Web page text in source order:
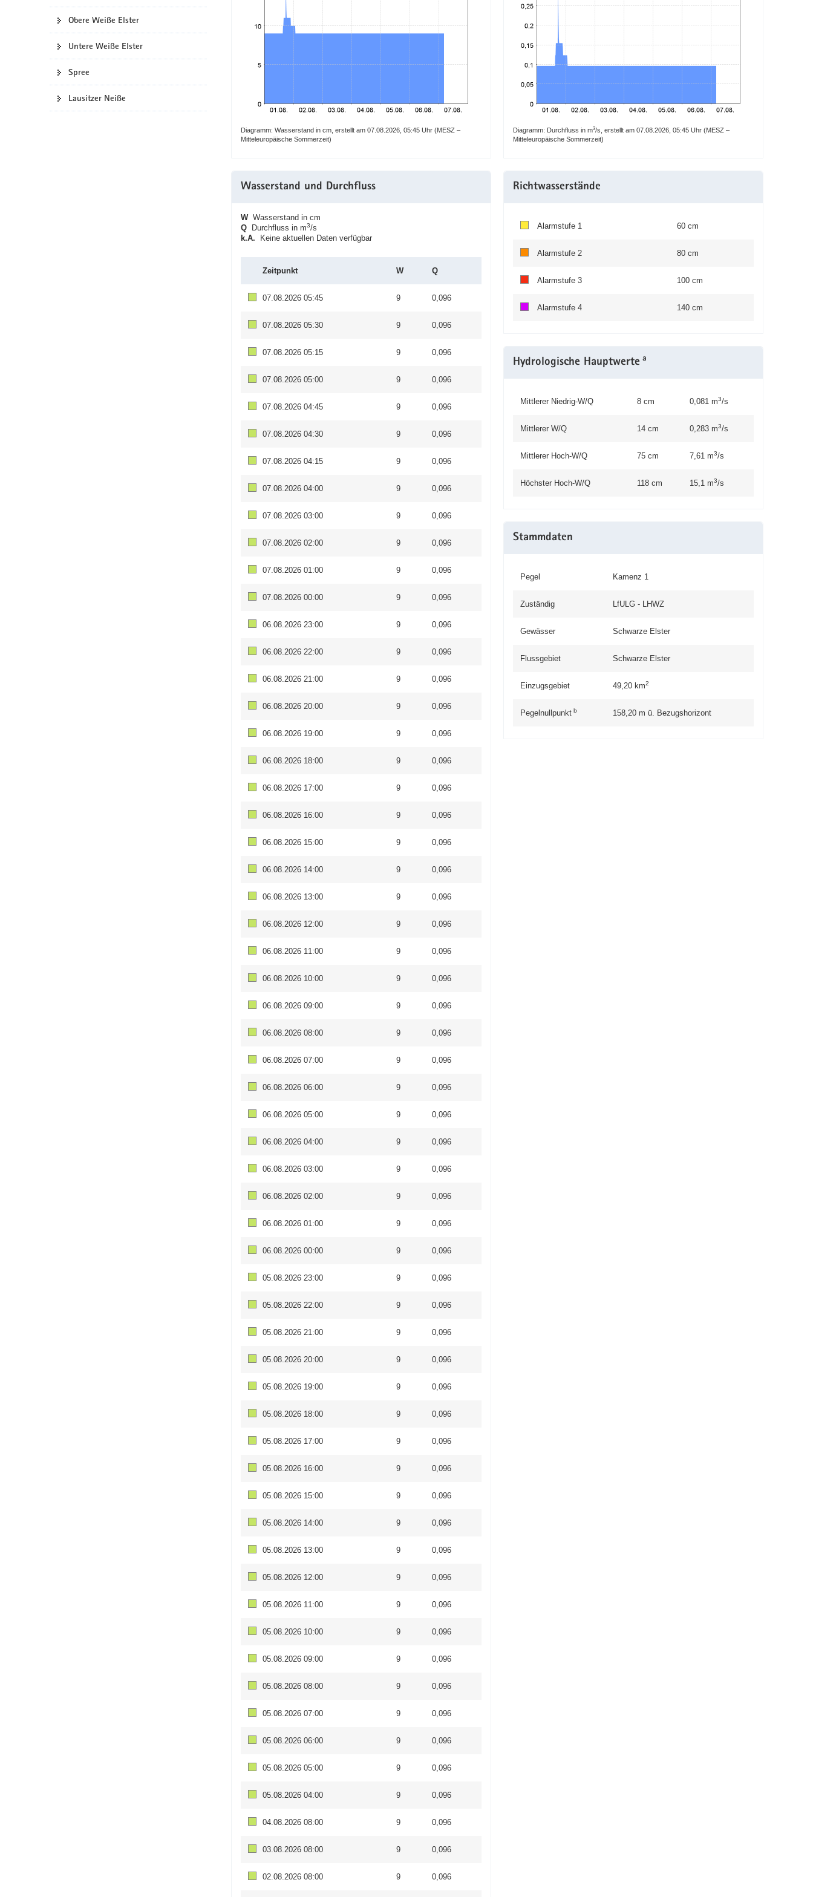
Obere Weiße Elster
Untere Weiße Elster
Spree
Lausitzer Neiße
Diagramm: Wasserstand in cm, erstellt am 07.08.2026, 05:45 Uhr (MESZ –
Mitteleuropäische Sommerzeit)
Diagramm: Durchfluss in m3/s, erstellt am 07.08.2026, 05:45 Uhr (MESZ –
Mitteleuropäische Sommerzeit)
Wasserstand und Durchfluss
WWasserstand in cm
Q Durchfluss in m3/s
k.A. Keine aktuellen Daten verfügbar
Zeitpunkt W Q
07.08.2026 05:45 9 0,096
07.08.2026 05:30 9 0,096
07.08.2026 05:15 9 0,096
07.08.2026 05:00 9 0,096
07.08.2026 04:45 9 0,096
07.08.2026 04:30 9 0,096
07.08.2026 04:15 9 0,096
07.08.2026 04:00 9 0,096
07.08.2026 03:00 9 0,096
07.08.2026 02:00 9 0,096
07.08.2026 01:00 9 0,096
07.08.2026 00:00 9 0,096
06.08.2026 23:00 9 0,096
06.08.2026 22:00 9 0,096
06.08.2026 21:00 9 0,096
06.08.2026 20:00 9 0,096
06.08.2026 19:00 9 0,096
06.08.2026 18:00 9 0,096
06.08.2026 17:00 9 0,096
06.08.2026 16:00 9 0,096
06.08.2026 15:00 9 0,096
06.08.2026 14:00 9 0,096
06.08.2026 13:00 9 0,096
06.08.2026 12:00 9 0,096
06.08.2026 11:00 9 0,096
06.08.2026 10:00 9 0,096
06.08.2026 09:00 9 0,096
06.08.2026 08:00 9 0,096
06.08.2026 07:00 9 0,096
06.08.2026 06:00 9 0,096
06.08.2026 05:00 9 0,096
06.08.2026 04:00 9 0,096
06.08.2026 03:00 9 0,096
06.08.2026 02:00 9 0,096
06.08.2026 01:00 9 0,096
06.08.2026 00:00 9 0,096
05.08.2026 23:00 9 0,096
05.08.2026 22:00 9 0,096
05.08.2026 21:00 9 0,096
05.08.2026 20:00 9 0,096
05.08.2026 19:00 9 0,096
05.08.2026 18:00 9 0,096
05.08.2026 17:00 9 0,096
05.08.2026 16:00 9 0,096
05.08.2026 15:00 9 0,096
05.08.2026 14:00 9 0,096
05.08.2026 13:00 9 0,096
05.08.2026 12:00 9 0,096
05.08.2026 11:00 9 0,096
05.08.2026 10:00 9 0,096
05.08.2026 09:00 9 0,096
05.08.2026 08:00 9 0,096
05.08.2026 07:00 9 0,096
05.08.2026 06:00 9 0,096
05.08.2026 05:00 9 0,096
05.08.2026 04:00 9 0,096
04.08.2026 08:00 9 0,096
03.08.2026 08:00 9 0,096
02.08.2026 08:00 9 0,096
Richtwasserstände
Alarmstufe 1 60 cm
Alarmstufe 2 80 cm
Alarmstufe 3 100 cm
Alarmstufe 4 140 cm
Hydrologische Hauptwerte a
Mittlerer Niedrig-W/Q 8 cm 0,081 m3/s
Mittlerer W/Q 14 cm 0,283 m3/s
Mittlerer Hoch-W/Q 75 cm 7,61 m3/s
Höchster Hoch-W/Q 118 cm 15,1 m3/s
Stammdaten
Pegel Kamenz 1
Zuständig LfULG - LHWZ
Gewässer Schwarze Elster
Flussgebiet Schwarze Elster
Einzugsgebiet 49,20 km2
Pegelnullpunkt b 158,20 m ü. Bezugshorizont